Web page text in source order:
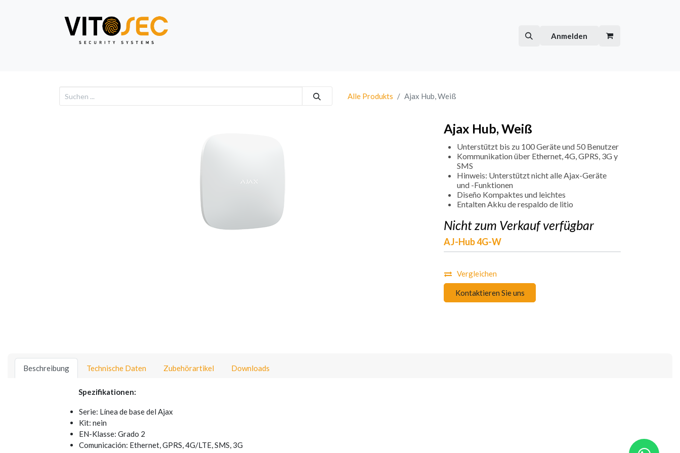
Video Alarm Anmelden
Alle Produkts Ajax Hub, Weiß
Ajax Hub, Weiß
Unterstützt bis zu 100 Geräte und 50 Benutzer
Kommunikation über Ethernet, 4G, GPRS, 3G y
SMS
Hinweis: Unterstützt nicht alle Ajax-Geräte
und -Funktionen
Diseño Kompaktes und leichtes
Entalten Akku de respaldo de litio
Nicht zum Verkauf verfügbar
AJ-Hub 4G-W
Vergleichen
Kontaktieren Sie uns
Beschreibung Technische Daten Zubehörartikel Downloads
Spezifikationen:
Serie: Línea de base del Ajax
Kit: nein
EN-Klasse: Grado 2
Comunicación: Ethernet, GPRS, 4G/LTE, SMS, 3G